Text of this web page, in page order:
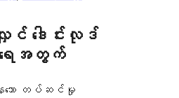
ဒေါင်းလုဒ်
ေအတွက်
သော တပ်ဆင်မှု